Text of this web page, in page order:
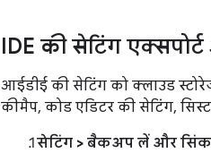
IDE की सेटिंग
आईडीई की सेटिंग को क्लाउड
कीमैप, कोड एडिटर की सेटिंग,
सेटिंग > बैकअप लें और